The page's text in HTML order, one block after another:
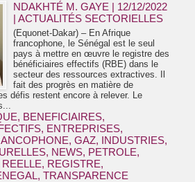
NDAKHTÉ M. GAYE | 12/12/2022
|ACTUALITÉS SECTORIELLES
(Equonet-Dakar) – En Afrique
francophone, le Sénégal est le seul
pays à mettre en œuvre le registre des
bénéficiaires effectifs (RBE) dans le
secteur des ressources extractives. Il
fait des progrès en matière de
défis restent encore à relever. Le
, BENEFICIAIRES,
, ENTREPRISES,
, GAZ, INDUSTRIES,
, NEWS, PETROLE,
REELLE, REGISTRE,
, TRANSPARENCE